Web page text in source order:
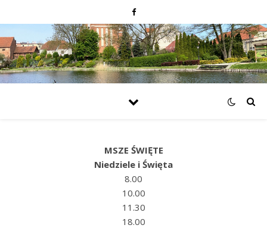
MSZE ŚWIĘTE
Niedziele i Święta
8.00
10.00
11.30
18.00